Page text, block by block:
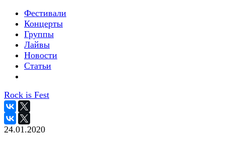
Фестивали
Концерты
Группы
Лайвы
Новости
Статьи
Rock is Fest
24.01.2020